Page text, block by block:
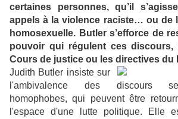
certaines personnes, qu’il
appels à la violence raciste… ou de
homosexuelle. Butler s’efforce de
pouvoir qui régulent ces discours,
Cours de justice ou les directives du
Judith Butler insiste sur
l'ambivalence des discours
homophobes, qui peuvent être
l'espace d'une lutte politique. Elle